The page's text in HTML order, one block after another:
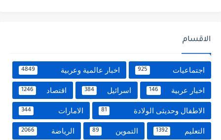
الاقسام
اجتماعيات 925 اخبار عالمية وعربية 4849
اخبار عربية 146 اسرائيل 384 اقتصاد 1246
الاطفال وحديثى الولادة 81 الامارات 344
التعليم 1392 التموين 89 الرياضة 2066